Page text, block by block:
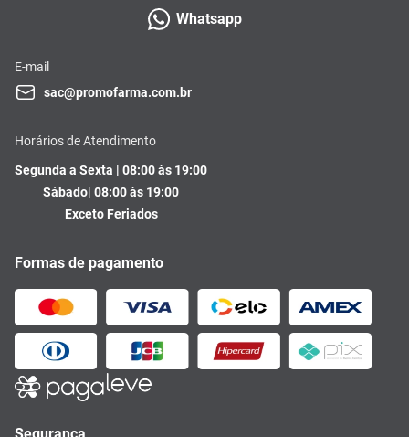
Whatsapp
E-mail
sac@promofarma.com.br
Horários de Atendimento
Segunda a Sexta | 08:00 às 19:00
Sábado| 08:00 às 19:00
Exceto Feriados
Formas de pagamento